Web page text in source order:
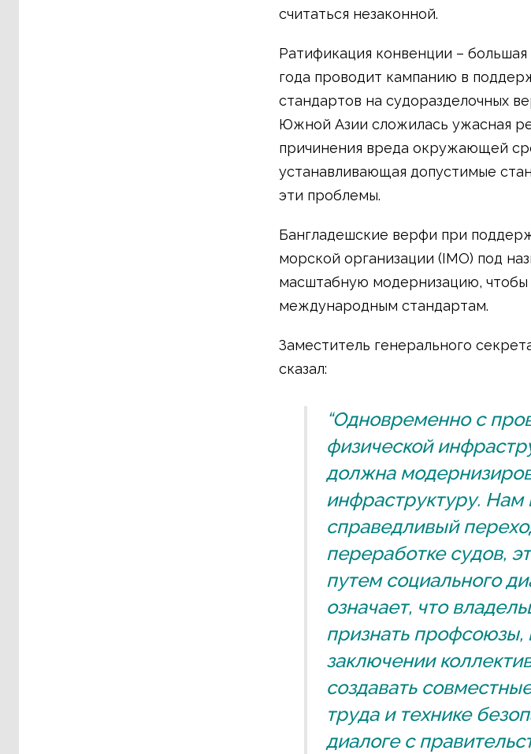
считаться незаконной.
Ратификация конвенции –
года проводит кампанию в
стандартов на судоразделочных
Южной Азии сложилась ужасная
причинения вреда окружающей
устанавливающая допустимые
эти проблемы.
Бангладешские верфи при
морской организации (IMO) под
масштабную модернизацию, чтобы
международным стандартам.
Заместитель генерального
сказал:
“Одновременно с
физической
должна
инфраструктуру. Нам
справедливый
переработке судов,
путем социального
означает, что
признать профсоюзы,
заключении
создавать
труда и технике
диалоге с